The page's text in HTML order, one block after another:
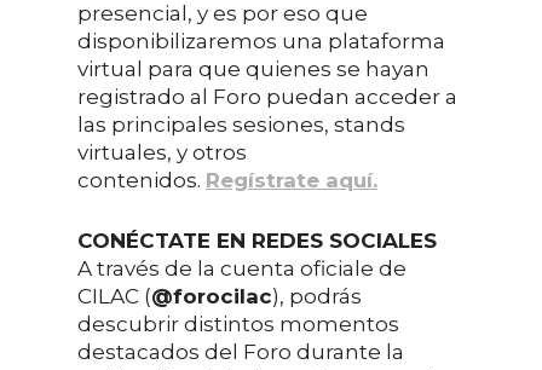
presencial, y es por eso que
disponibilizaremos una plataforma
virtual para que quienes se hayan
registrado al Foro puedan acceder a
las principales sesiones, stands
virtuales, y otros
contenidos. Regístrate aquí.
CONÉCTATE EN REDES SOCIALES
A través de la cuenta oficiale de
CILAC (@forocilac), podrás
descubrir distintos momentos
destacados del Foro durante la